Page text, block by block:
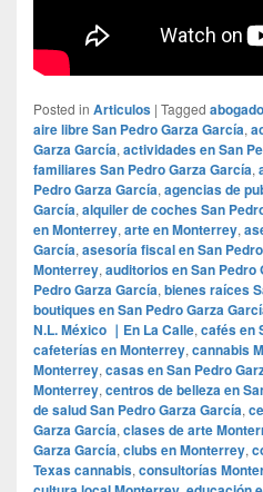
Posted in Articulos | Tagged
aire libre San Pedro Garza García,
Garza García, actividades en San
familiares San Pedro Garza García,
Pedro Garza García, agencias de
García, alquiler de coches San
en Monterrey, arte en Monterrey,
García, asesoría fiscal en San
Monterrey, auditorios en San Pedro
Pedro Garza García, bienes raíces
boutiques en San Pedro Garza
N.L. México ｜En La Calle, cafés en
cafeterías en Monterrey, cannabis
Monterrey, casas en San Pedro
Monterrey, centros de belleza en
de salud San Pedro Garza García,
Garza García, clases de arte
Garza García, clubs en Monterrey,
Texas cannabis, consultorías